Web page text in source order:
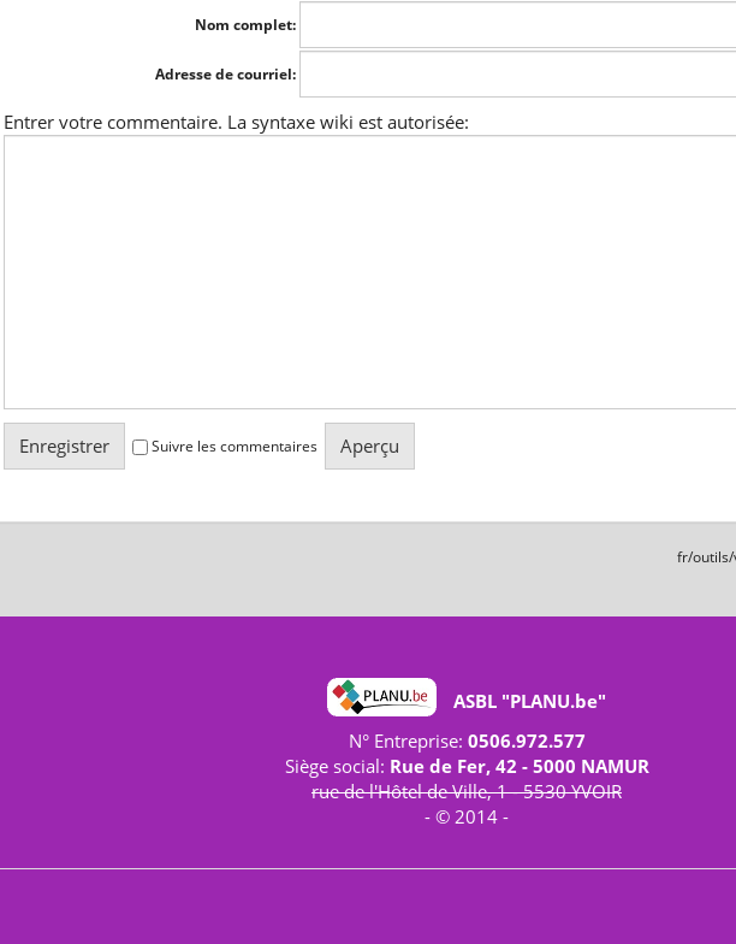
Nom complet:
Adresse de courriel:
Entrer votre commentaire. La syntaxe wiki est autorisée:
Suivre les commentaires
fr/
ASBL "PLANU.be"
N° Entreprise: 0506.972.577
Siège social: Rue de Fer, 42 - 5000 NAMUR
rue de l'Hôtel de Ville, 1 - 5530 YVOIR
- © 2014 -